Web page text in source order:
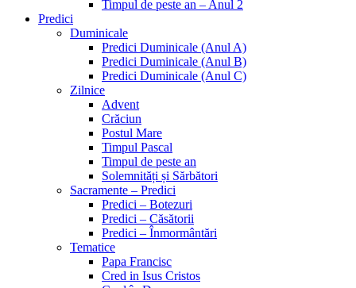
Timpul de peste an – Anul 2
Predici
Duminicale
Predici Duminicale (Anul A)
Predici Duminicale (Anul B)
Predici Duminicale (Anul C)
Zilnice
Advent
Crăciun
Postul Mare
Timpul Pascal
Timpul de peste an
Solemnități și Sărbători
Sacramente – Predici
Predici – Botezuri
Predici – Căsătorii
Predici – Înmormântări
Tematice
Papa Francisc
Cred in Isus Cristos